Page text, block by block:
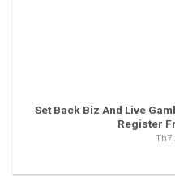
Set Back Biz And Live
Register
Th7